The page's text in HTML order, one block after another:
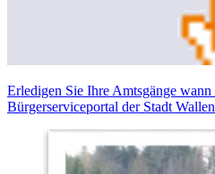
Erledigen Sie Ihre Amtsgänge
Bürgerserviceportal der Stadt